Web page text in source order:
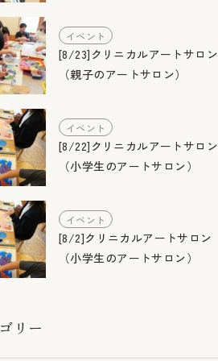
イベント
[8/23]クリニカルアートサロン
（親子のアートサロン）
イベント
[8/22]クリニカルアートサロン
（小学生のアートサロン）
イベント
[8/2]クリニカルアートサロン
（小学生のアートサロン）
リー